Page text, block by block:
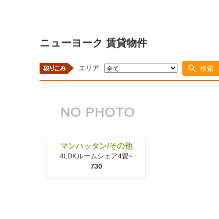
ニューヨーク 賃貸物件
エリア 検索
マンハッタン/その他
4LDKルームシェア4畳~
730